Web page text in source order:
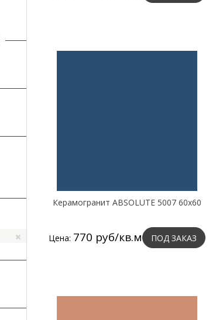
Керамогранит ABSOLUTE 5007 60х60
Цена: 770 руб/кв.м ПОД ЗАКАЗ